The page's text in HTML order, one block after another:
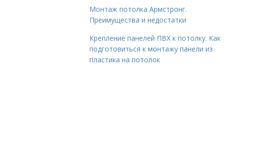
Монтаж потолка Армстронг.
Преимущества и недостатки
Крепление панелей ПВХ к потолку. Как
подготовиться к монтажу панели из
пластика на потолок